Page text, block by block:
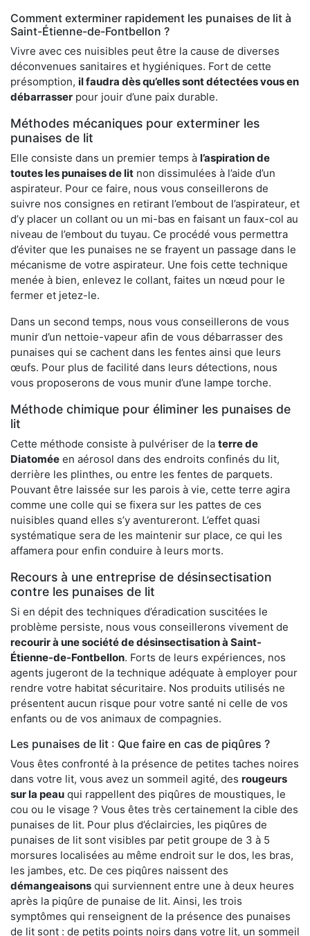
Comment exterminer rapidement les punaises de lit à
Saint-Étienne-de-Fontbellon ?
Vivre avec ces nuisibles peut être la cause de diverses
déconvenues sanitaires et hygiéniques. Fort de cette
présomption, il faudra dès qu’elles sont détectées vous en
débarrasser pour jouir d’une paix durable.
Méthodes mécaniques pour exterminer les
punaises de lit
Elle consiste dans un premier temps à l’aspiration de
toutes les punaises de lit non dissimulées à l’aide d’un
aspirateur. Pour ce faire, nous vous conseillerons de
suivre nos consignes en retirant l’embout de l’aspirateur, et
d’y placer un collant ou un mi-bas en faisant un faux-col au
niveau de l’embout du tuyau. Ce procédé vous permettra
d’éviter que les punaises ne se frayent un passage dans le
mécanisme de votre aspirateur. Une fois cette technique
menée à bien, enlevez le collant, faites un nœud pour le
fermer et jetez-le.
Dans un second temps, nous vous conseillerons de vous
munir d’un nettoie-vapeur afin de vous débarrasser des
punaises qui se cachent dans les fentes ainsi que leurs
œufs. Pour plus de facilité dans leurs détections, nous
vous proposerons de vous munir d’une lampe torche.
Méthode chimique pour éliminer les punaises de
lit
Cette méthode consiste à pulvériser de la terre de
Diatomée en aérosol dans des endroits confinés du lit,
derrière les plinthes, ou entre les fentes de parquets.
Pouvant être laissée sur les parois à vie, cette terre agira
comme une colle qui se fixera sur les pattes de ces
nuisibles quand elles s’y aventureront. L’effet quasi
systématique sera de les maintenir sur place, ce qui les
affamera pour enfin conduire à leurs morts.
Recours à une entreprise de désinsectisation
contre les punaises de lit
Si en dépit des techniques d’éradication suscitées le
problème persiste, nous vous conseillerons vivement de
recourir à une société de désinsectisation à Saint-
Étienne-de-Fontbellon. Forts de leurs expériences, nos
agents jugeront de la technique adéquate à employer pour
rendre votre habitat sécuritaire. Nos produits utilisés ne
présentent aucun risque pour votre santé ni celle de vos
enfants ou de vos animaux de compagnies.
Les punaises de lit : Que faire en cas de piqûres ?
Vous êtes confronté à la présence de petites taches noires
dans votre lit, vous avez un sommeil agité, des rougeurs
sur la peau qui rappellent des piqûres de moustiques, le
cou ou le visage ? Vous êtes très certainement la cible des
punaises de lit. Pour plus d’éclaircies, les piqûres de
punaises de lit sont visibles par petit groupe de 3 à 5
morsures localisées au même endroit sur le dos, les bras,
les jambes, etc. De ces piqûres naissent des
démangeaisons qui surviennent entre une à deux heures
après la piqûre de punaise de lit. Ainsi, les trois
symptômes qui renseignent de la présence des punaises
de lit sont : de petits points noirs dans votre lit, un sommeil